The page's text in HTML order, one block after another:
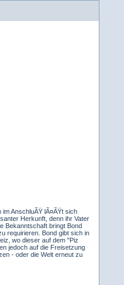
AnschluÃŸ lÃ¤ÃŸt sich
Herkunft, denn ihr Vater
Bekanntschaft bringt Bond
requirieren. Bond gibt sich in
wo dieser auf dem "Piz
jedoch auf die Freisetzung
- oder die Welt erneut zu